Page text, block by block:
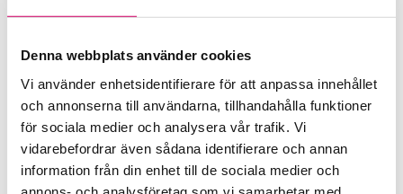
Denna webbplats använder cookies
Vi använder enhetsidentifierare för att anpassa innehållet
och annonserna till användarna, tillhandahålla funktioner
för sociala medier och analysera vår trafik. Vi
vidarebefordrar även sådana identifierare och annan
information från din enhet till de sociala medier och
Auktoriserad Lönekonsult
Auktoriserad Lönekonsult
Stockholm
Keiwan Thorffe
Auktoriserad Lönekonsult